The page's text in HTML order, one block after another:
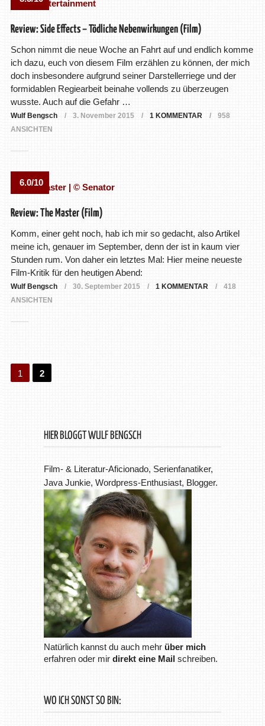
Review: Side Effects – Tödliche Nebenwirkungen (Film)
Schon nimmt die neue Woche an Fahrt auf und endlich komme
ich dazu, euch von diesem Film erzählen zu können, der mich
doch insbesondere aufgrund seiner Darstellerriege und der
formidablen Regiearbeit beinahe vollends zu überzeugen
wusste. Auch auf die Gefahr …
Wulf Bengsch 3. November 2015 1 KOMMENTAR
958
ANSICHTEN
6.0/10
Review: The Master (Film)
Komm, einer geht noch, hab ich mir so gedacht, also Artikel
meine ich, genauer im September, denn der ist in kaum vier
Stunden rum. Von daher ein letztes Mal: Hier meine neueste
Film-Kritik für den heutigen Abend:
Wulf Bengsch 30. September 2015 1 KOMMENTAR
418
ANSICHTEN
1 2
HIER BLOGGT WULF BENGSCH
Film- & Literatur-Aficionado, Serienfanatiker,
Java Junkie, Wordpress-Enthusiast, Blogger.
Natürlich kannst du auch mehr über mich
erfahren oder mir direkt eine Mailschreiben.
WO ICH SONST SO BIN: